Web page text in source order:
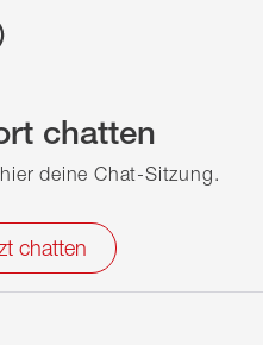
chatten
deine Chat-Sitzung.
chatten